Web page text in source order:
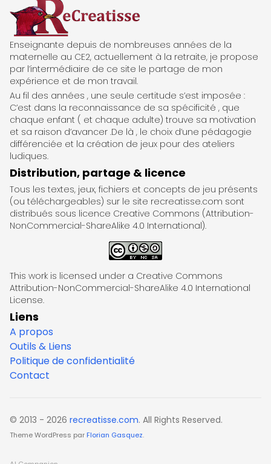
ReCreatisse
Enseignante depuis de nombreuses années de la
maternelle au CE2, actuellement à la retraite, je propose
par l’intermédiaire de ce site le partage de mon
expérience et de mon travail.
Au fil des années , une seule certitude s’est imposée :
C’est dans la reconnaissance de sa spécificité , que
chaque enfant ( et chaque adulte) trouve sa motivation
et sa raison d’avancer .De là , le choix d’une pédagogie
différenciée et la création de jeux pour des ateliers
ludiques.
Distribution, partage & licence
Tous les textes, jeux, fichiers et concepts de jeu présents
(ou téléchargeables) sur le site recreatisse.com sont
distribués sous licence Creative Commons (Attribution-
NonCommercial-ShareAlike 4.0 International).
This work is licensed under a Creative Commons
Attribution-NonCommercial-ShareAlike 4.0 International
License.
Liens
A propos
Outils & Liens
Politique de confidentialité
Contact
© 2013 - 2026 recreatisse.com. All Rights Reserved.
Theme WordPress par Florian Gasquez.